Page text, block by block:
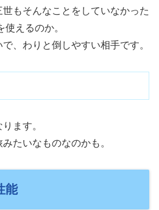
もそんなことをしていなかった
えるのか。
、わりと倒しやすい相手です。
ます。
たいなものなのかも。
能